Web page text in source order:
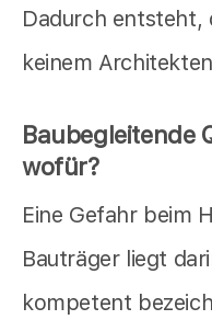
Dadurch entsteht,
keinem
Baubegleitende
wofür?
Eine Gefahr beim
Bauträger liegt
kompetent